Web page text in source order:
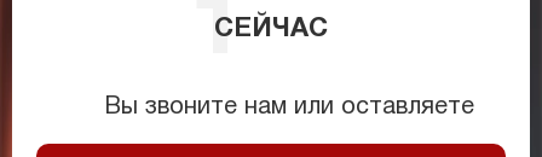
СЕЙЧАС
Вы звоните нам или оставляете